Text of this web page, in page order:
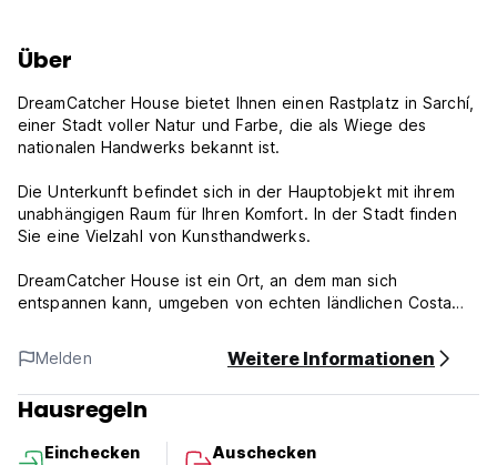
Über
DreamCatcher House bietet Ihnen einen Rastplatz in Sarchí,
einer Stadt voller Natur und Farbe, die als Wiege des
nationalen Handwerks bekannt ist.
Die Unterkunft befindet sich in der Hauptobjekt mit ihrem
unabhängigen Raum für Ihren Komfort. In der Stadt finden
Sie eine Vielzahl von Kunsthandwerks.
DreamCatcher House ist ein Ort, an dem man sich
entspannen kann, umgeben von echten ländlichen Costa
einem der charmantesten Orte, die in ganz Costa Rica für
seine wunderschönen handgefertigten und souveniren
bekannt sind.
leicht zu bewegen und etwa 30 km nordwestlich von
Melden Weitere Informationen
Hausregeln
Einchecken
Auschecken